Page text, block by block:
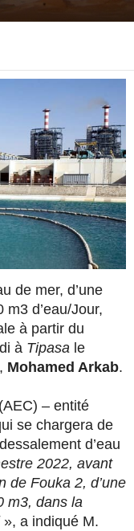
de mer, d’une
d’eau/Jour,
à partir du
à Tipasa le
Mohamed Arkab.
– entité
se chargera de
d’eau
2022, avant
de Fouka 2, d’une
m3, dans la
», a indiqué M.